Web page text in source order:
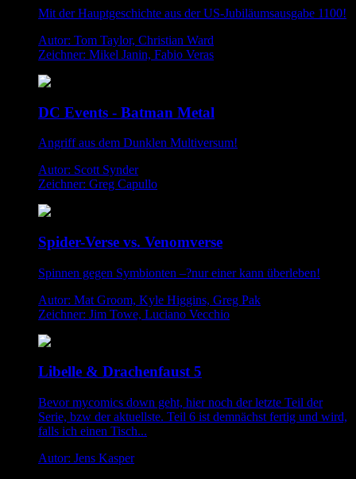
Mit der Hauptgeschichte aus der US-Jubiläumsausgabe 1100!
Autor: Tom Taylor, Christian Ward
Zeichner: Mikel Janin, Fabio Veras
DC Events - Batman Metal
Angriff aus dem Dunklen Multiversum!
Autor: Scott Synder
Zeichner: Greg Capullo
Spider-Verse vs. Venomverse
Spinnen gegen Symbionten –?nur einer kann überleben!
Autor: Mat Groom, Kyle Higgins, Greg Pak
Zeichner: Jim Towe, Luciano Vecchio
Libelle & Drachenfaust 5
Bevor mycomics down geht, hier noch der letzte Teil der
Serie, bzw der aktuellste. Teil 6 ist demnächst fertig und wird,
falls ich einen Tisch...
Autor: Jens Kasper